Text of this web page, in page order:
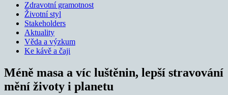
Zdravotní gramotnost
Životní styl
Stakeholders
Aktuality
Věda a výzkum
Ke kávě a čaji
Méně masa a víc luštěnin, lepší stravování
mění životy i planetu